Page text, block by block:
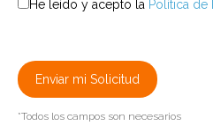
He leído y acepto la Política de
*Todos los campos son necesarios